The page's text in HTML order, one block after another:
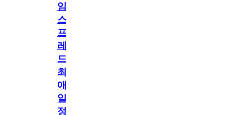
임
스
프
레
드]
최
애
일
정